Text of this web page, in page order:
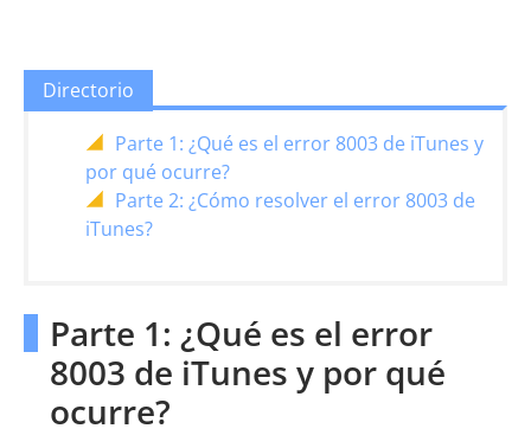
Directorio
Parte 1: ¿Qué es el error 8003 de iTunes y
por qué ocurre?
Parte 2: ¿Cómo resolver el error 8003 de
iTunes?
Parte 1: ¿Qué es el error
8003 de iTunes y por qué
ocurre?